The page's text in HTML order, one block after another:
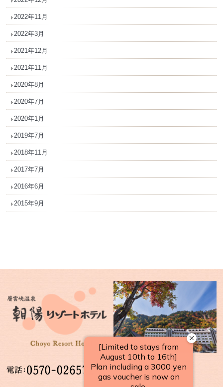
2022年11月
2022年3月
2021年12月
2021年11月
2020年8月
2020年7月
2020年1月
2019年7月
2018年11月
2017年7月
2016年6月
2015年9月
【受付時間】
10：00～17：00